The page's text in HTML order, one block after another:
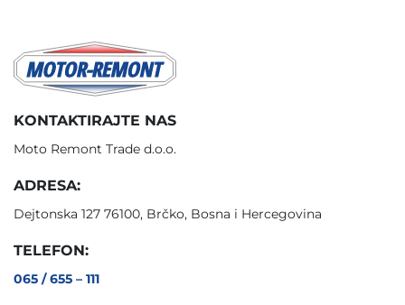
KONTAKTIRAJTE NAS
Moto Remont Trade d.o.o.
ADRESA:
Dejtonska 127 76100, Brčko, Bosna i Hercegovina
TELEFON:
065 / 655 – 111